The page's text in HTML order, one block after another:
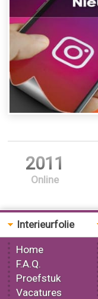
2011
Online
Interieurfolie
Home
F.A.Q.
Proefstuk
Vacatures